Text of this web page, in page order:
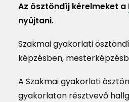
Az ösztöndíj kérelmeket a
nyújtani.
Szakmai gyakorlati
képzésben,
A Szakmai gyakorlati
gyakorlaton résztvevő